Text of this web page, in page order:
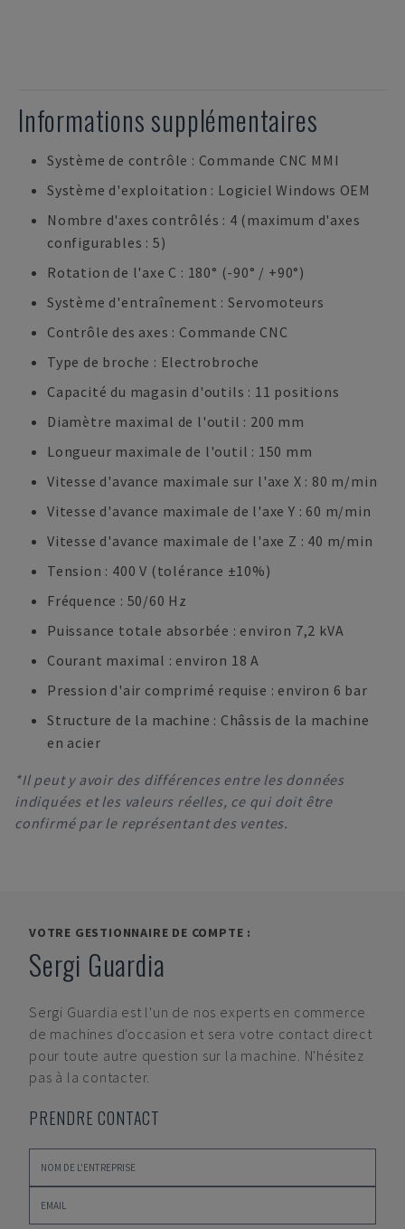
Informations supplémentaires
Système de contrôle : Commande CNC MMI
Système d'exploitation : Logiciel Windows OEM
Nombre d'axes contrôlés : 4 (maximum d'axes
configurables : 5)
Rotation de l'axe C : 180° (-90° / +90°)
Système d'entraînement : Servomoteurs
Contrôle des axes : Commande CNC
Type de broche : Electrobroche
Capacité du magasin d'outils : 11 positions
Diamètre maximal de l'outil : 200 mm
Longueur maximale de l'outil : 150 mm
Vitesse d'avance maximale sur l'axe X : 80 m/min
Vitesse d'avance maximale de l'axe Y : 60 m/min
Vitesse d'avance maximale de l'axe Z : 40 m/min
Tension : 400 V (tolérance ±10%)
Fréquence : 50/60 Hz
Puissance totale absorbée : environ 7,2 kVA
Courant maximal : environ 18 A
Pression d'air comprimé requise : environ 6 bar
Structure de la machine : Châssis de la machine
en acier
*Il peut y avoir des différences entre les données
indiquées et les valeurs réelles, ce qui doit être
confirmé par le représentant des ventes.
VOTRE GESTIONNAIRE DE COMPTE :
Sergi Guardia
Sergi Guardia est l'un de nos experts en commerce
de machines d'occasion et sera votre contact direct
pour toute autre question sur la machine. N'hésitez
pas à la contacter.
PRENDRE CONTACT